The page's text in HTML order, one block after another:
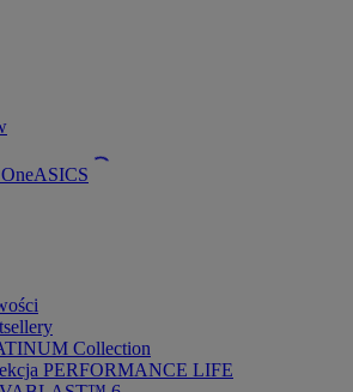
Collection
PERFORMANCE LIFE